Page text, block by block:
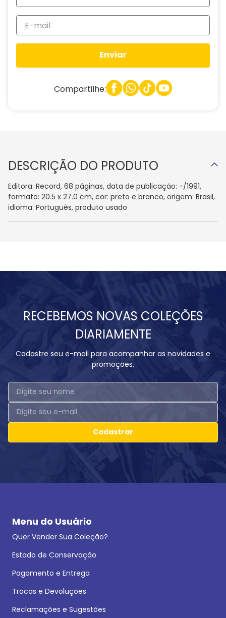
Enviar
Compartilhe:
DESCRIÇÃO DO PRODUTO
Editora: Record, 68 páginas, data de publicação: -/1991,
formato: 20.5 x 27.0 cm, cor: preto e branco, origem: Brasil,
idioma: Português, produto usado
RECEBEMOS NOVAS COLEÇÕES
DIARIAMENTE
Cadastre seu e-mail para acompanhar as novidades e
promoções.
Cadastrar
Menu do Usuário
Quer Vender Sua Coleção?
Estado de Conservação
Pagamento e Entrega
Trocas e Devoluções
Reclamações e Sugestões